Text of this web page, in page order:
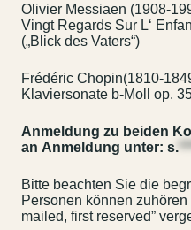
Kontakt
Anfahrt & Parken
Newsletter
Olivier Messiaen (1908-
Vingt Regards Sur L‘
(„Blick des Vaters“)
Frédéric Chopin(1810-
Klaviersonate b-Moll op.
Anmeldung zu beiden
an Anmeldung unter: s.
Bitte beachten Sie die
Personen können
mailed, first reserved”